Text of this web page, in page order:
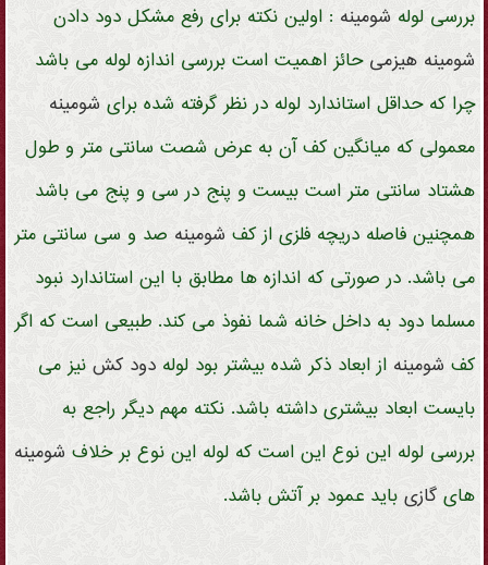
بررسی لوله شومینه : اولین نکته برای رفع مشکل دود دادن
شومینه هیزمی حائز اهمیت است بررسی اندازه لوله می باشد
چرا که حداقل استاندارد لوله در نظر گرفته شده برای شومینه
معمولی که میانگین کف آن به عرض شصت سانتی متر و طول
هشتاد سانتی متر است بیست و پنج در سی و پنج می باشد
همچنین فاصله دریچه فلزی از کف شومینه صد و سی سانتی متر
می باشد. در صورتی که اندازه ها مطابق با این استاندارد نبود
مسلما دود به داخل خانه شما نفوذ می کند. طبیعی است که اگر
کف شومینه از ابعاد ذکر شده بیشتر بود لوله دود کشنیز می
بایست ابعاد بیشتری داشته باشد. نکته مهم دیگر راجع به
بررسی لوله این نوع این است که لوله این نوع بر خلاف شومینه
های گازیباید عمود بر آتش باشد.